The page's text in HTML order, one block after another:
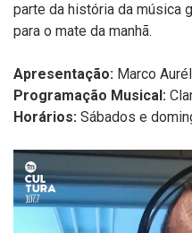
parte da história da música
para o mate da manhã.
Apresentação: Marco
Programação Musical:
Horários: Sábados e